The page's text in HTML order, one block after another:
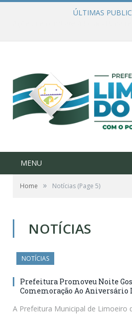
ÚLTIMAS
MENU
Home » Notícias (Page 5)
NOTÍCIAS
NOTÍCIAS
Prefeitura Promoveu Noite
Comemoração Ao Aniversário
A Prefeitura Municipal de Limoeiro